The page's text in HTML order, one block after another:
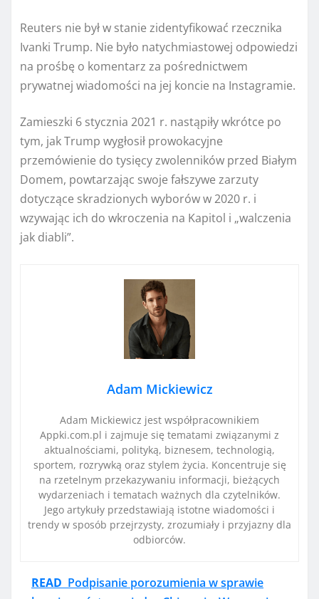
Reuters nie był w stanie zidentyfikować rzecznika
Ivanki Trump. Nie było natychmiastowej odpowiedzi
na prośbę o komentarz za pośrednictwem
prywatnej wiadomości na jej koncie na Instagramie.
Zamieszki 6 stycznia 2021 r. nastąpiły wkrótce po
tym, jak Trump wygłosił prowokacyjne
przemówienie do tysięcy zwolenników przed Białym
Domem, powtarzając swoje fałszywe zarzuty
dotyczące skradzionych wyborów w 2020 r. i
wzywając ich do wkroczenia na Kapitol i „walczenia
jak diabli”.
Adam Mickiewicz
Adam Mickiewicz jest współpracownikiem
Appki.com.pl i zajmuje się tematami związanymi z
aktualnościami, polityką, biznesem, technologią,
sportem, rozrywką oraz stylem życia. Koncentruje się
na rzetelnym przekazywaniu informacji, bieżących
wydarzeniach i tematach ważnych dla czytelników.
Jego artykuły przedstawiają istotne wiadomości i
trendy w sposób przejrzysty, zrozumiały i przyjazny dla
odbiorców.
READ Podpisanie porozumienia w sprawie